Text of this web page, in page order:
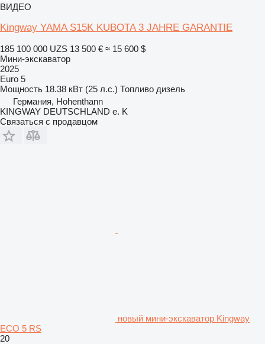
ВИДЕО
Kingway YAMA S15K KUBOTA 3 JAHRE GARANTIE
185 100 000 UZS 13 500 € ≈ 15 600 $
Мини-экскаватор
2025
Euro 5
Мощность 18.38 кВт (25 л.с.) Топливо дизель
Германия, Hohenthann
KINGWAY DEUTSCHLAND e. K
Связаться с продавцом
новый мини-экскаватор Kingway
ECO 5 RS
20